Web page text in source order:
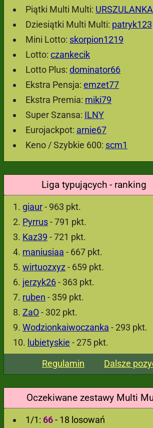
Piątki Multi Multi: URSZULANKA
Dziesiątki Multi Multi: patryk123
Mini Lotto: skorpion1219
Lotto: czankecik
Lotto Plus: dominator66
Ekstra Pensja: emzet77
Ekstra Premia: miki79
Super Szansa: ILNY
Eurojackpot: arnie67
Keno / Szybkie 600: scm1
Liga typujących - ranking
giaur- 963 pkt.
Pyrrus- 791 pkt.
Kaz39 - 721 pkt.
maniusiaa - 667 pkt.
wirtuozxyz - 659 pkt.
jerzyk26- 363 pkt.
ruben - 359 pkt.
ZaO- 302 pkt.
Wodzionkaiwoczanka - 293 pkt.
lubietyskie - 275 pkt.
Regulamin
Dalsze
Oczekiwane zestawy Multi
1/1: 66- 18 losowań